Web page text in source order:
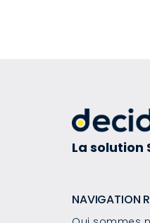
La solution
NAVIGATION